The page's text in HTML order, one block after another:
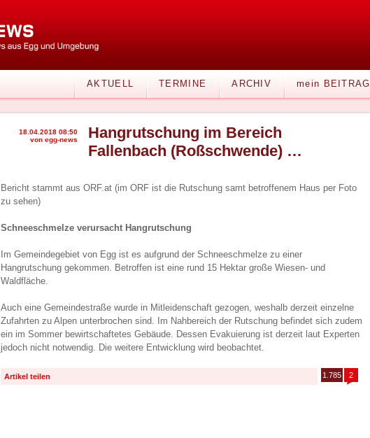
AKTUELL TERMINE ARCHIV mein BEITRAG
18.04.2018 08:50
von egg-news
Hangrutschung im Bereich
Fallenbach (Roßschwende) …
Bericht stammt aus ORF.at (im ORF ist die Rutschung samt betroffenem Haus per Foto
zu sehen)
Schneeschmelze verursacht Hangrutschung
Im Gemeindegebiet von Egg ist es aufgrund der Schneeschmelze zu einer
Hangrutschung gekommen. Betroffen ist eine rund 15 Hektar große Wiesen- und
Waldfläche.
Auch eine Gemeindestraße wurde in Mitleidenschaft gezogen, weshalb derzeit einzelne
Zufahrten zu Alpen unterbrochen sind. Im Nahbereich der Rutschung befindet sich zudem
ein im Sommer bewirtschaftetes Gebäude. Dessen Evakuierung ist derzeit laut Experten
jedoch nicht notwendig. Die weitere Entwicklung wird beobachtet.
Artikel teilen 1.785 2